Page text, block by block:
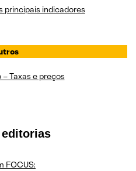
principais indicadores
Taxas e preços
FOCUS: